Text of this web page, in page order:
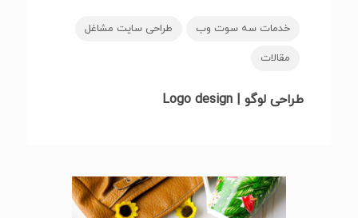
خدمات سه سوت وب طراحی سایت مشاغل
مقالات
طراحی لوگو | Logo design